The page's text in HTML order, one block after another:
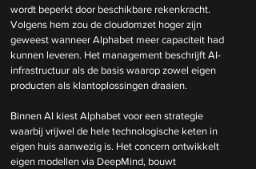
wordt beperkt door beschikbare rekenkracht.
Volgens hem zou de cloudomzet hoger zijn
geweest wanneer Alphabet meer capaciteit had
kunnen leveren. Het management beschrijft AI-
infrastructuur als de basis waarop zowel eigen
producten als klantoplossingen draaien.
Binnen AI kiest Alphabet voor een strategie
waarbij vrijwel de hele technologische keten in
eigen huis aanwezig is. Het concern ontwikkelt
eigen modellen via DeepMind, bouwt